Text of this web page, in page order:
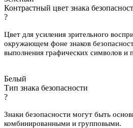
Контрастный цвет знака
?
Цвет для усиления зрительного
окружающем фоне знаков
выполнения графических символов и
Белый
Тип знака безопасности
?
Знаки безопасности могут быть
комбинированными и групповыми.